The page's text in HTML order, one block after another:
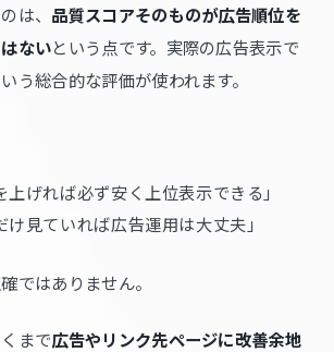
は、 品質スコアそのものが広告順位を
ないという点です。実際の広告表示で
う総合的な評価が使われます。
上げれば必ず安く上位表示できる」
け見ていれば広告運用は大丈夫」
ではありません。
まで広告やリンク先ページに改善余地